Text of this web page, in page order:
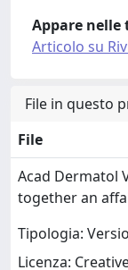
Appare nelle
Articolo su
File in questo
File
Acad Dermatol
together an
Tipologia:
Licenza: